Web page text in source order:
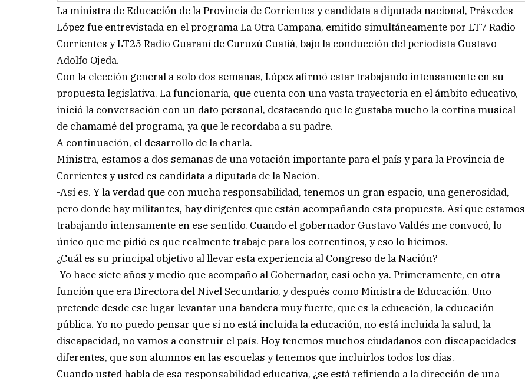
La ministra de Educación de la Provincia de Corrientes y candidata a diputada nacional, Práxedes
López fue entrevistada en el programa La Otra Campana, emitido simultáneamente por LT7 Radio
Corrientes y LT25 Radio Guaraní de Curuzú Cuatiá, bajo la conducción del periodista Gustavo
Adolfo Ojeda.
Con la elección general a solo dos semanas, López afirmó estar trabajando intensamente en su
propuesta legislativa. La funcionaria, que cuenta con una vasta trayectoria en el ámbito educativo,
inició la conversación con un dato personal, destacando que le gustaba mucho la cortina musical
de chamamé del programa, ya que le recordaba a su padre.
A continuación, el desarrollo de la charla.
Ministra, estamos a dos semanas de una votación importante para el país y para la Provincia de
Corrientes y usted es candidata a diputada de la Nación.
-Así es. Y la verdad que con mucha responsabilidad, tenemos un gran espacio, una generosidad,
pero donde hay militantes, hay dirigentes que están acompañando esta propuesta. Así que estamos
trabajando intensamente en ese sentido. Cuando el gobernador Gustavo Valdés me convocó, lo
único que me pidió es que realmente trabaje para los correntinos, y eso lo hicimos.
¿Cuál es su principal objetivo al llevar esta experiencia al Congreso de la Nación?
-Yo hace siete años y medio que acompaño al Gobernador, casi ocho ya. Primeramente, en otra
función que era Directora del Nivel Secundario, y después como Ministra de Educación. Uno
pretende desde ese lugar levantar una bandera muy fuerte, que es la educación, la educación
pública. Yo no puedo pensar que si no está incluida la educación, no está incluida la salud, la
discapacidad, no vamos a construir el país. Hoy tenemos muchos ciudadanos con discapacidades
diferentes, que son alumnos en las escuelas y tenemos que incluirlos todos los días.
Cuando usted habla de esa responsabilidad educativa, ¿se está refiriendo a la dirección de una